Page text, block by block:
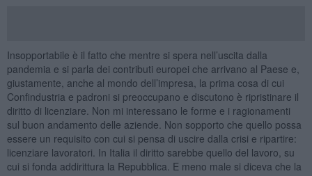
Insopportabile è il fatto che mentre si spera nell’uscita dalla
pandemia e si parla dei contributi europei che arrivano al Paese e,
giustamente, anche al mondo dell’impresa, la prima cosa di cui
Confindustria e padroni si preoccupano e discutono è ripristinare il
diritto di licenziare. Non mi interessano le forme e i ragionamenti
sul buon andamento delle aziende. Non sopporto che quello possa
essere un requisito con cui si pensa di uscire dalla crisi e ripartire:
licenziare lavoratori. In Italia il diritto sarebbe quello del lavoro, su
cui si fonda addirittura la Repubblica. E meno male si diceva che la